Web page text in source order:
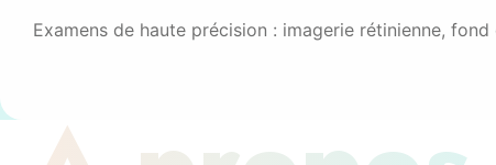
Examens de haute précision : imagerie rétinienne,